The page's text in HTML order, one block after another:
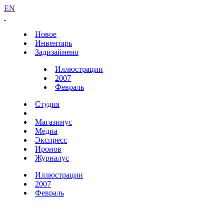
EN
Новое
Инвентарь
Задизайнено
Иллюстрации
2007
Февраль
Студия
Магазинус
Медиа
Экспресс
Иронов
Журналус
Иллюстрации
2007
Февраль